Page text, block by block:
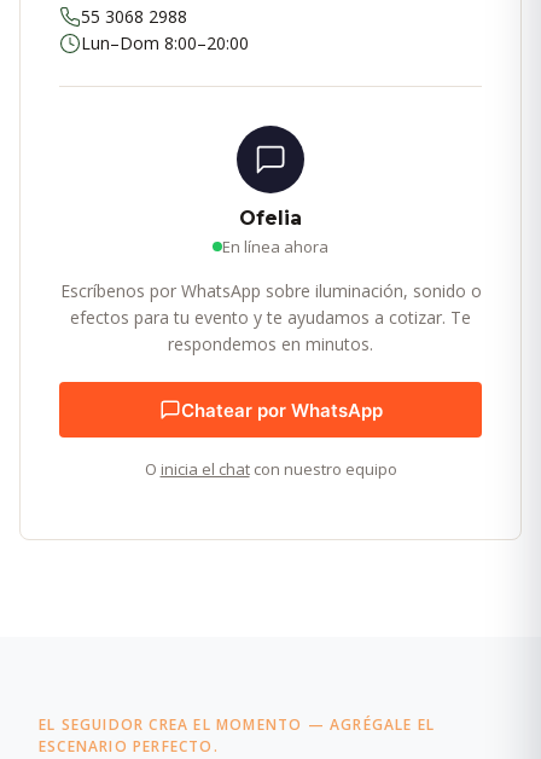
55 3068 2988
Lun–Dom 8:00–20:00
Ofelia
En línea ahora
Escríbenos por WhatsApp sobre iluminación, sonido o
efectos para tu evento y te ayudamos a cotizar. Te
respondemos en minutos.
Chatear por WhatsApp
O inicia el chatcon nuestro equipo
EL SEGUIDOR CREA EL MOMENTO — AGRÉGALE EL
ESCENARIO PERFECTO.